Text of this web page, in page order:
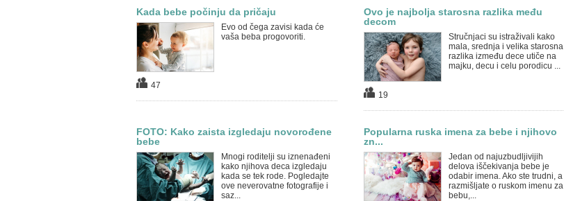
Kada bebe počinju da pričaju
Evo od čega zavisi kada će
vaša beba progovoriti.
47
Ovo je najbolja starosna razlika među
decom
Stručnjaci su istraživali kako
mala, srednja i velika starosna
razlika između dece utiče na
majku, decu i celu porodicu ...
19
FOTO: Kako zaista izgledaju novorođene
bebe
Mnogi roditelji su iznenađeni
kako njihova deca izgledaju
kada se tek rode. Pogledajte
ove neverovatne fotografije i
saz...
Popularna ruska imena za bebe i njihovo
zn...
Jedan od najuzbudljivijih
delova iščekivanja bebe je
odabir imena. Ako ste trudni, a
razmišljate o ruskom imenu za
bebu,...